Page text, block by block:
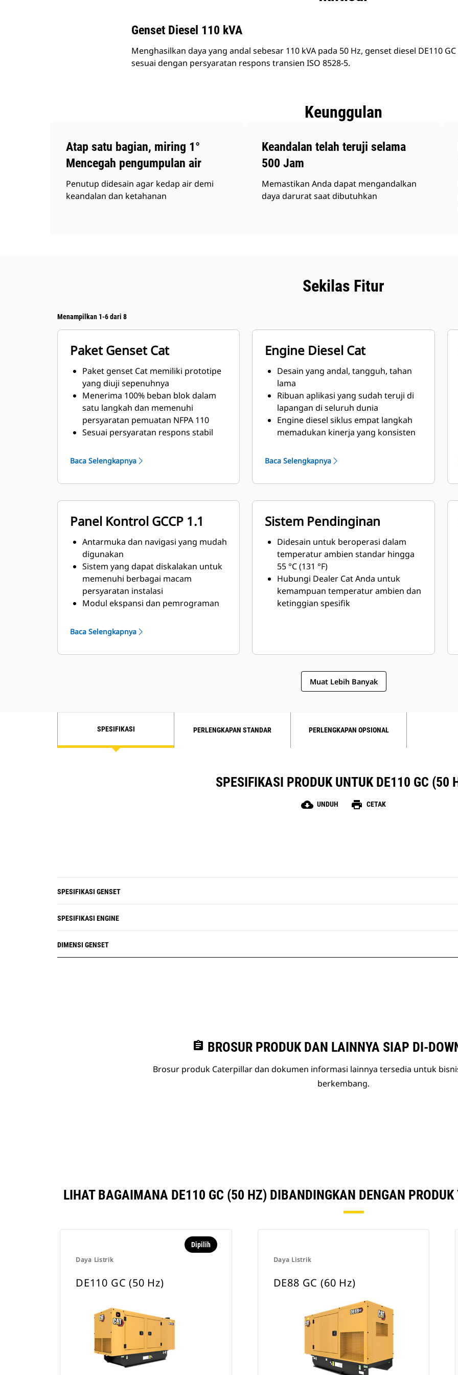
Genset Diesel 110 kVA
Menghasilkan daya yang andal sebesar 110 kVA pada 50 Hz, genset diesel DE110
sesuai dengan persyaratan respons transien ISO 8528-5.
Keunggulan
Atap satu bagian, miring 1°
Mencegah pengumpulan air
Penutup didesain agar kedap air demi
keandalan dan ketahanan
Keandalan telah teruji selama
500 Jam
Memastikan Anda dapat mengandalkan
daya darurat saat dibutuhkan
Sekilas Fitur
Menampilkan 1-6 dari 8
Paket Genset Cat
Paket genset Cat memiliki prototipe
yang diuji sepenuhnya
Menerima 100% beban blok dalam
satu langkah dan memenuhi
persyaratan pemuatan NFPA 110
Sesuai persyaratan respons stabil
Baca Selengkapnya
Engine Diesel Cat
Desain yang andal, tangguh, tahan
lama
Ribuan aplikasi yang sudah teruji di
lapangan di seluruh dunia
Engine diesel siklus empat langkah
memadukan kinerja yang konsisten
sangat baik dengan bobot minimum
Baca Selengkapnya
Panel Kontrol GCCP 1.1
Antarmuka dan navigasi yang mudah
digunakan
Sistem yang dapat diskalakan untuk
memenuhi berbagai macam
persyaratan instalasi
Modul ekspansi dan pemrograman
persyaratan spesifik pelanggan
Baca Selengkapnya
Sistem Pendinginan
Didesain untuk beroperasi dalam
temperatur ambien standar hingga
55 °C (131 °F)
Hubungi Dealer Cat Anda untuk
kemampuan temperatur ambien dan
ketinggian spesifik
Muat Lebih Banyak
SPESIFIKASI PERLENGKAPAN STANDAR PERLENGKAPAN OPSIONAL
SPESIFIKASI PRODUK UNTUK DE110 GC (50
cloud_download UNDUH print CETAK
SPESIFIKASI GENSET
SPESIFIKASI ENGINE
DIMENSI GENSET
assignment BROSUR PRODUK DAN LAINNYA SIAP DI-
Brosur produk Caterpillar dan dokumen informasi lainnya tersedia untuk
berkembang.
LIHAT BAGAIMANA DE110 GC (50 HZ) DIBANDINGKAN DENGAN
Daya Listrik
Dipilih
DE110 GC (50 Hz)
Daya Listrik
DE88 GC (60 Hz)